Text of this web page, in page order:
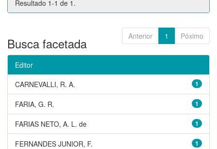
Resultado 1-1 de 1.
Anterior 1 Póximo
Busca facetada
Editor
1
CARNEVALLI, R. A.
1
FARIA, G. R.
1
FARIAS NETO, A. L. de
1
FERNANDES JUNIOR, F.